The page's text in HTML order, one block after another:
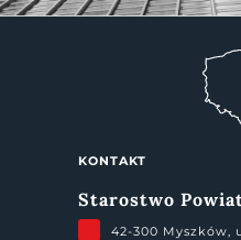
KONTAKT
Starostwo
42-300 Myszków,